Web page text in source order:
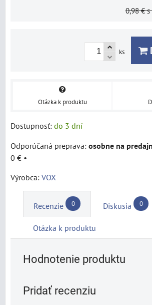
0,98 € s
ks
Otázka k produktu
Dostupnosť: do 3 dní
osobne na
0 € •
Výrobca: VOX
Recenzie 0 Diskusia 0
Otázka k produktu
Hodnotenie produktu
Pridať recenziu